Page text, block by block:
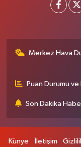
Merkez Hava
Puan Durumu
Son Dakika
Künye İletişim